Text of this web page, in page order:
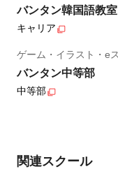
バンタン韓国語教室
キャリア
ゲーム・イラスト・e
バンタン中等部
中等部
関連スクール